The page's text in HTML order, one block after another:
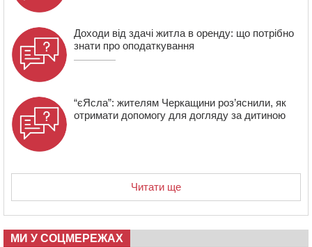
перебігав дорогу
Доходи від здачі житла в оренду: що потрібно
знати про оподаткування
“єЯсла”: жителям Черкащини роз’яснили, як
отримати допомогу для догляду за дитиною
Читати ще
МИ У СОЦМЕРЕЖАХ